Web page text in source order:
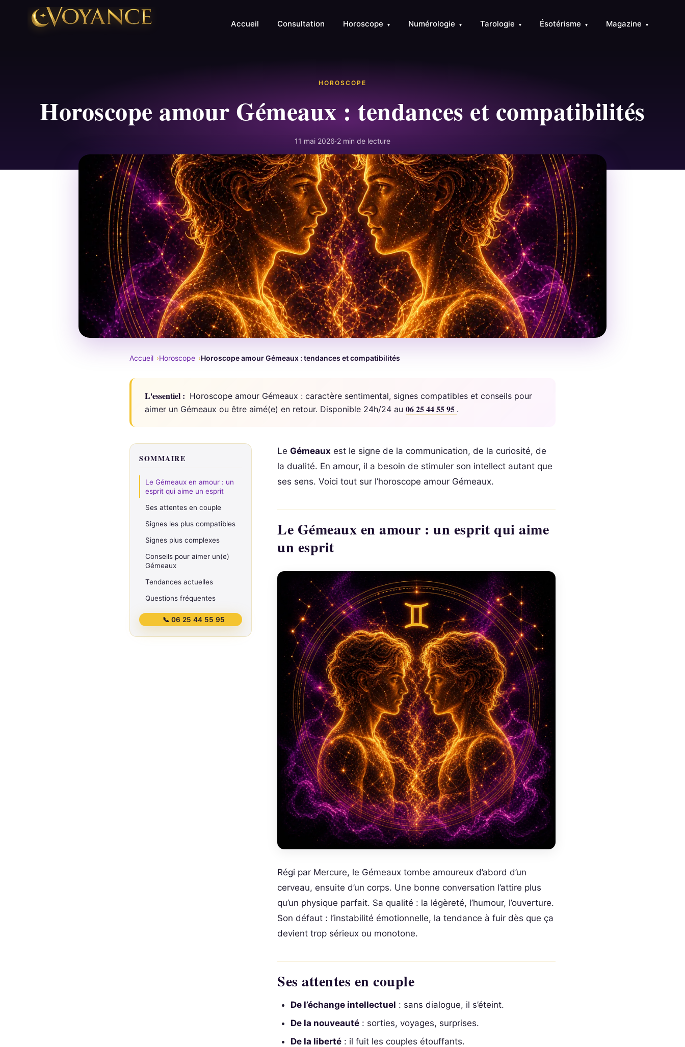
Accueil Consultation Horoscope ▾ Numérologie ▾ Tarologie ▾ Ésotérisme ▾ Magazine ▾
HOROSCOPE
Horoscope amour Gémeaux : tendances et compatibilités
11 mai 2026·2 min de lecture
Accueil Horoscope Horoscope amour Gémeaux : tendances et compatibilités
L'essentiel : Horoscope amour Gémeaux : caractère sentimental, signes compatibles et conseils pour
aimer un Gémeaux ou être aimé(e) en retour. Disponible 24h/24 au 06 25 44 55 95 .
SOMMAIRE
Le Gémeaux en amour : un
esprit qui aime un esprit
Ses attentes en couple
Signes les plus compatibles
Signes plus complexes
Conseils pour aimer un(e)
Gémeaux
Tendances actuelles
Questions fréquentes
📞 06 25 44 55 95
Le Gémeaux est le signe de la communication, de la curiosité, de
la dualité. En amour, il a besoin de stimuler son intellect autant que
ses sens. Voici tout sur l’horoscope amour Gémeaux.
Le Gémeaux en amour : un esprit qui aime
un esprit
Régi par Mercure, le Gémeaux tombe amoureux d’abord d’un
cerveau, ensuite d’un corps. Une bonne conversation l’attire plus
qu’un physique parfait. Sa qualité : la légèreté, l’humour, l’ouverture.
Son défaut : l’instabilité émotionnelle, la tendance à fuir dès que ça
devient trop sérieux ou monotone.
Ses attentes en couple
De l’échange intellectuel : sans dialogue, il s’éteint.
De la nouveauté: sorties, voyages, surprises.
De la liberté: il fuit les couples étouffants.